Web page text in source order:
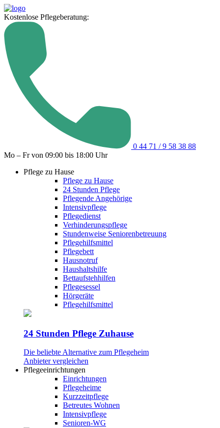
Kostenlose Pflegeberatung:
0 44 71 / 9 58 38 88
Mo – Fr von 09:00 bis 18:00 Uhr
Pflege zu Hause
Pflege zu Hause
24 Stunden Pflege
Pflegende Angehörige
Intensivpflege
Pflegedienst
Verhinderungspflege
Stundenweise Seniorenbetreuung
Pflegehilfsmittel
Pflegebett
Hausnotruf
Haushaltshilfe
Bettaufstehhilfen
Pflegesessel
Hörgeräte
Pflegehilfsmittel
24 Stunden Pflege Zuhause
Die beliebte Alternative zum Pflegeheim
Anbieter vergleichen
Pflegeeinrichtungen
Einrichtungen
Pflegeheime
Kurzzeitpflege
Betreutes Wohnen
Intensivpflege
Senioren-WG